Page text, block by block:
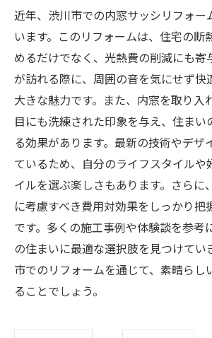
近年、渋川市での内窓サッシリフォー
います。このリフォームは、住宅の断
めるだけでなく、光熱費の削減にも寄
が訪れる際に、周囲の音を気にせず快
大きな魅力です。また、内窓を取り入
目にも洗練された印象を与え、住まい
る効果があります。最新の技術やデザ
ているため、自分のライフスタイルや
イルを選ぶ楽しさもあります。さらに
に考慮すべき費用対効果をしっかり把
です。多くの施工事例や体験談を参考
の住まいに最適な選択肢を見つけてい
市でのリフォームを通じて、素晴らし
ることでしょう。